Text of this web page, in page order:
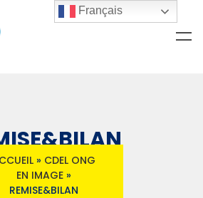
» CDEL ONG
EN IMAGE»
REMISE&BILAN
Français